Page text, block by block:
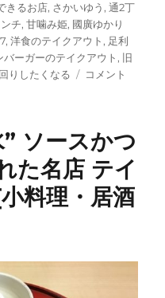
きるお店, さかいゆう,通2丁
チ,甘噛み姫, 國廣ゆかり
,洋食のテイクアウト, 足利
バーガーのテイクアウト, 旧
りしたくなる
【足
ハ
マ
ダ”
元
は
コメント
” ソースかつ
た名店 テイ
料理・居酒